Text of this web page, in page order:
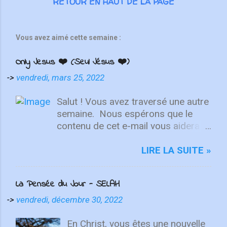
Vous avez aimé cette semaine :
Only Jesus ❤️ (Seul Jésus ❤️)
-> vendredi, mars 25, 2022
Salut ! Vous avez traversé une autre
semaine. ⁣ Nous espérons que le
contenu de cet e-mail vous aidera à
Quelle que soit la semaine que vous
une nouvelle chance de se détendre
et de se reposer en Lui. "Puisque
attachez vos cœurs aux choses
LIRE LA SUITE »
La Pensée du Jour - SELAH
-> vendredi, décembre 30, 2022
En Christ, vous êtes une nouvelle